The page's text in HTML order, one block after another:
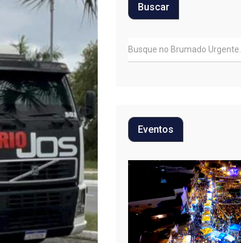
Buscar
Eventos